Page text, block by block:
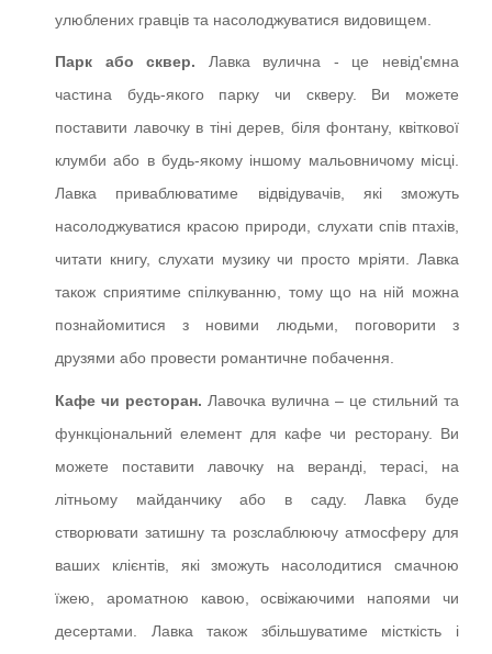
улюблених гравців та насолоджуватися видовищем.
Парк або сквер. Лавка вулична - це невід'ємна
частина будь-якого парку чи скверу. Ви можете
поставити лавочку в тіні дерев, біля фонтану, квіткової
клумби або в будь-якому іншому мальовничому місці.
Лавка приваблюватиме відвідувачів, які зможуть
насолоджуватися красою природи, слухати спів птахів,
читати книгу, слухати музику чи просто мріяти. Лавка
також сприятиме спілкуванню, тому що на ній можна
познайомитися з новими людьми, поговорити з
друзями або провести романтичне побачення.
Кафе чи ресторан. Лавочка вулична – це стильний та
функціональний елемент для кафе чи ресторану. Ви
можете поставити лавочку на веранді, терасі, на
літньому майданчику або в саду. Лавка буде
створювати затишну та розслаблюючу атмосферу для
ваших клієнтів, які зможуть насолодитися смачною
їжею, ароматною кавою, освіжаючими напоями чи
десертами. Лавка також збільшуватиме місткість і